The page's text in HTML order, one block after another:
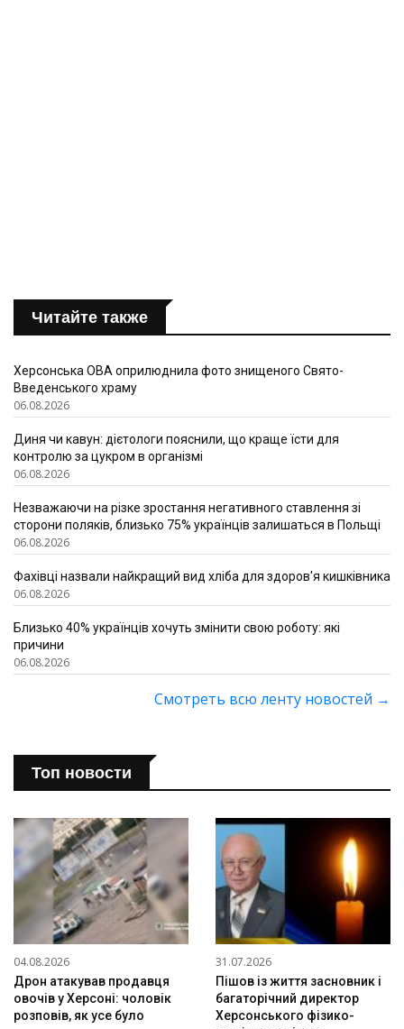
Читайте также
Херсонська ОВА оприлюднила фото знищеного Свято-
Введенського храму
06.08.2026
Диня чи кавун: дієтологи пояснили, що краще їсти для
контролю за цукром в організмі
06.08.2026
Незважаючи на різке зростання негативного ставлення зі
сторони поляків, близько 75% українців залишаться в Польщі
06.08.2026
Фахівці назвали найкращий вид хліба для здоров'я кишківника
06.08.2026
Близько 40% українців хочуть змінити свою роботу: які
причини
06.08.2026
Смотреть всю ленту новостей →
Топ новости
04.08.2026
Дрон атакував продавця
овочів у Херсоні: чоловік
розповів, як усе було
31.07.2026
Пішов із життя засновник і
багаторічний директор
Херсонського фізико-